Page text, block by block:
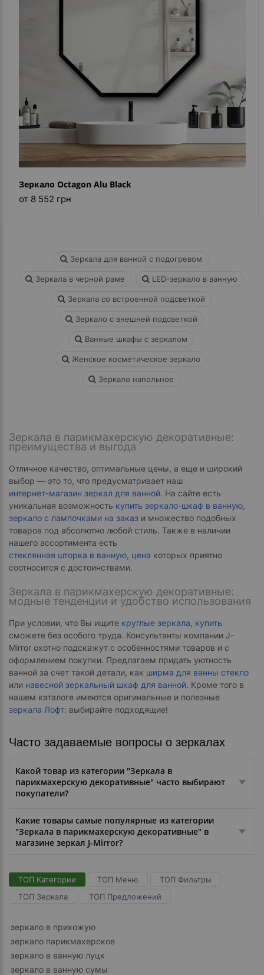
Зеркало Octagon Alu Black
от 8 552 грн
Зеркала для ванной с подогревом
Зеркала в черной раме LED-зеркало в ванную
Зеркала со встроенной подсветкой
Зеркало с внешней подсветкой
Ванные шкафы с зеркалом
Женское косметическое зеркало
Зеркало напольное
Зеркала в парикмахерскую декоративные:
преимущества и выгода
Отличное качество, оптимальные цены, а еще и широкий
выбор — это то, что предусматривает наш
интернет-магазин зеркал для ванной. На сайте есть
уникальная возможность купить зеркало-шкаф в ванную,
зеркало с лампочками на заказ и множество подобных
товаров под абсолютно любой стиль. Также в наличии
нашего ассортимента есть
стеклянная шторка в ванную, цена которых приятно
соотносится с достоинствами.
Зеркала в парикмахерскую декоративные:
модные тенденции и удобство использования
При условии, что Вы ищите круглые зеркала, купить
сможете без особого труда. Консультанты компании J-
Mirror охотно подскажут с особенностями товаров и с
оформлением покупки. Предлагаем придать уютность
ванной за счет такой детали, как ширма для ванны стекло
или навесной зеркальный шкаф для ванной. Кроме того в
нашем каталоге имеются оригинальные и полезные
зеркала Лофт: выбирайте подходящие!
Часто задаваемые вопросы о зеркалах
Какой товар из категории "Зеркала в
парикмахерскую декоративные" часто выбирают
покупатели?
Какие товары самые популярные из категории
"Зеркала в парикмахерскую декоративные" в
магазине зеркал J-Mirror?
ТОП Категории ТОП Меню
ТОП Фильтры
ТОП Зеркала
ТОП Предложений
зеркало в прихожую
зеркало парикмахерское
зеркало в ванную луцк
зеркало в ванную сумы